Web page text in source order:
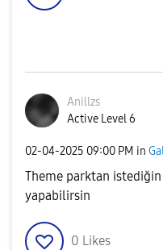
Anillzs
Active Level 6
‎02-04-2025 09:00 PM in
Theme parktan
yapabilirsin
0 Likes